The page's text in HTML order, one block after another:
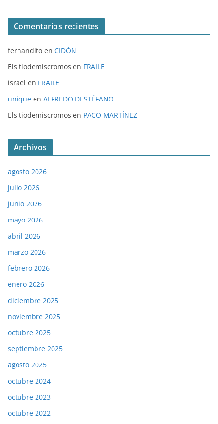
Comentarios recientes
fernandito en CIDÓN
Elsitiodemiscromos en FRAILE
israel en FRAILE
unique en ALFREDO DI STÉFANO
Elsitiodemiscromos en PACO MARTÍNEZ
Archivos
agosto 2026
julio 2026
junio 2026
mayo 2026
abril 2026
marzo 2026
febrero 2026
enero 2026
diciembre 2025
noviembre 2025
octubre 2025
septiembre 2025
agosto 2025
octubre 2024
octubre 2023
octubre 2022